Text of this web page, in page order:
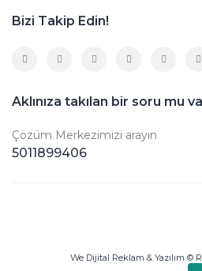
Bizi Takip Edin!
Aklınıza takılan bir soru mu
Çözüm Merkezimizi arayın
5011899406
We Dijital Reklam & Yazılım ©